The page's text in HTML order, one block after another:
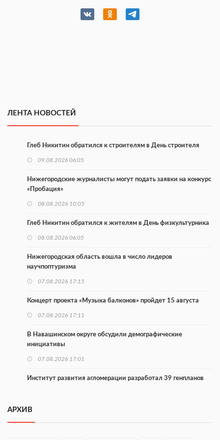
ЛЕНТА НОВОСТЕЙ
Глеб Никитин обратился к строителям в День строителя
09.08.2026 06:05
Нижегородские журналисты могут подать заявки на конкурс
«Пробация»
08.08.2026 10:05
Глеб Никитин обратился к жителям в День физкультурника
08.08.2026 06:05
Нижегородская область вошла в число лидеров
научпоптуризма
07.08.2026 17:15
Концерт проекта «Музыка балконов» пройдет 15 августа
07.08.2026 17:11
В Навашинском округе обсудили демографические
инициативы
07.08.2026 17:01
Институт развития агломерации разработал 39 генпланов
С 8 августа изменят схему движения на въезде в Нижний
Новгород
АРХИВ